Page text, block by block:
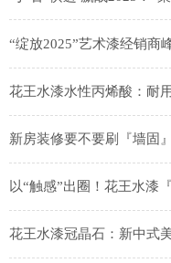
花王水漆水性丙烯酸：耐
新房装修要不要刷『墙固
以“触感”出圈！花王水漆